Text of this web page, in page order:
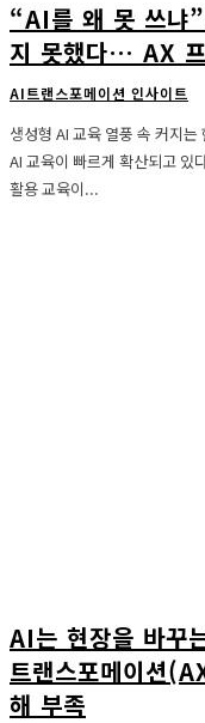
“AI를 왜 못 쓰냐
지 못했다… AX
AI트랜스포메이션 인사이트
생성형 AI 교육 열풍 속 커지는 현장의 피로감 최근 국
AI 교육이 빠르게 확산되고
활용 교육이...
AI는 현장을 바꾸
트랜스포메이션
해 부족